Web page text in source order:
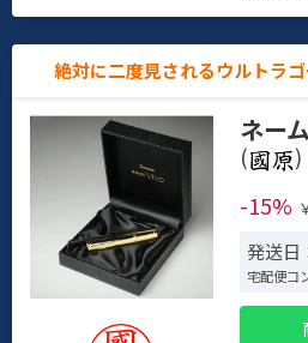
絶対に二度見されるウルトラゴ
ネー
(
)
-15%
発送日
宅配便コ